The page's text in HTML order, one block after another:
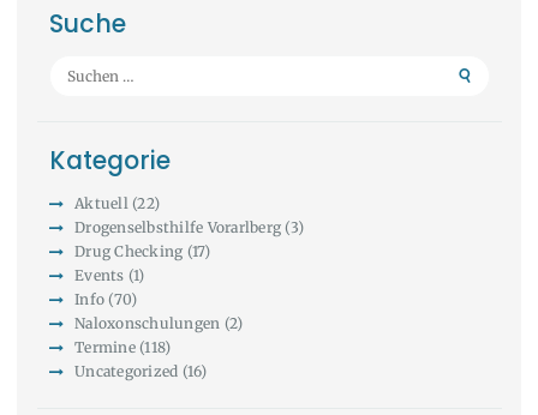
Suche
Suchen
Kategorie
Aktuell (22)
Drogenselbsthilfe Vorarlberg (3)
Drug Checking (17)
Events (1)
Info (70)
Naloxonschulungen (2)
Termine(118)
Uncategorized (16)